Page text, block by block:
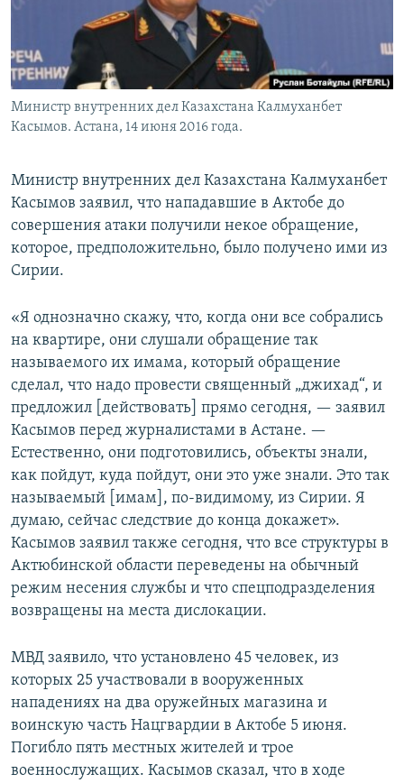
Министр внутренних дел Казахстана Калмуханбет
Касымов. Астана, 14 июня 2016 года.
Министр внутренних дел Казахстана Калмуханбет
Касымов заявил, что нападавшие в Актобе до
совершения атаки получили некое обращение,
которое, предположительно, было получено ими из
Сирии.
«Я однозначно скажу, что, когда они все собрались
на квартире, они слушали обращение так
называемого их имама, который обращение
сделал, что надо провести священный „джихад“, и
предложил [действовать] прямо сегодня, — заявил
Касымов перед журналистами в Астане. —
Естественно, они подготовились, объекты знали,
как пойдут, куда пойдут, они это уже знали. Это так
называемый [имам], по-видимому, из Сирии. Я
думаю, сейчас следствие до конца докажет».
Касымов заявил также сегодня, что все структуры в
Актюбинской области переведены на обычный
режим несения службы и что спецподразделения
возвращены на места дислокации.
МВД заявило, что установлено 45 человек, из
которых 25 участвовали в вооруженных
нападениях на два оружейных магазина и
воинскую часть Нацгвардии в Актобе 5 июня.
Погибло пять местных жителей и трое
военнослужащих. Касымов сказал, что в ходе